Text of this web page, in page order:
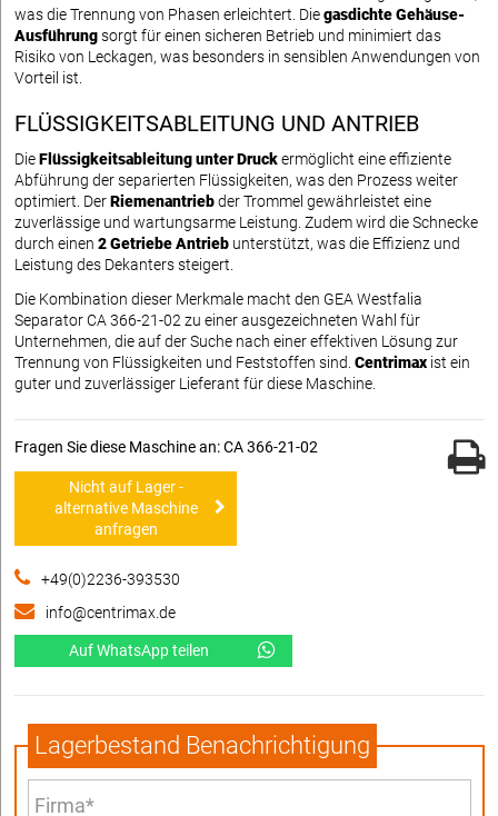
was die Trennung von Phasen erleichtert. Diegasdichte Gehäuse-
Ausführungsorgt für einen sicheren Betrieb und minimiert das
Risiko von Leckagen, was besonders in sensiblen Anwendungen von
Vorteil ist.
FLÜSSIGKEITSABLEITUNG UND ANTRIEB
DieFlüssigkeitsableitung unter Druckermöglicht eine effiziente
Abführung der separierten Flüssigkeiten, was den Prozess weiter
optimiert. DerRiemenantriebder Trommel gewährleistet eine
zuverlässige und wartungsarme Leistung. Zudem wird die Schnecke
durch einen 2 Getriebe Antrieb unterstützt, was die Effizienz und
Leistung des Dekanters steigert.
Die Kombination dieser Merkmale macht den GEA Westfalia
Separator CA 366-21-02 zu einer ausgezeichneten Wahl für
Unternehmen, die auf der Suche nach einer effektiven Lösung zur
Trennung von Flüssigkeiten und Feststoffen sind. Centrimax ist ein
guter und zuverlässiger Lieferant für diese Maschine.
Fragen Sie diese Maschine an: CA 366-21-02
Nicht auf Lager -
alternative Maschine
anfragen
+49(0)2236-393530
info@centrimax.de
Auf WhatsApp teilen
Lagerbestand Benachrichtigung